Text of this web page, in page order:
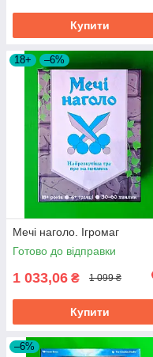
Купити
18+ –6%
Мечі наголо. Ігромаг
Готово до відправки
1 033,06 ₴ 1 099 ₴
Купити
–6%